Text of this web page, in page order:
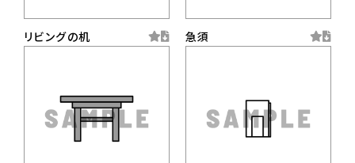
リビングの机 急須